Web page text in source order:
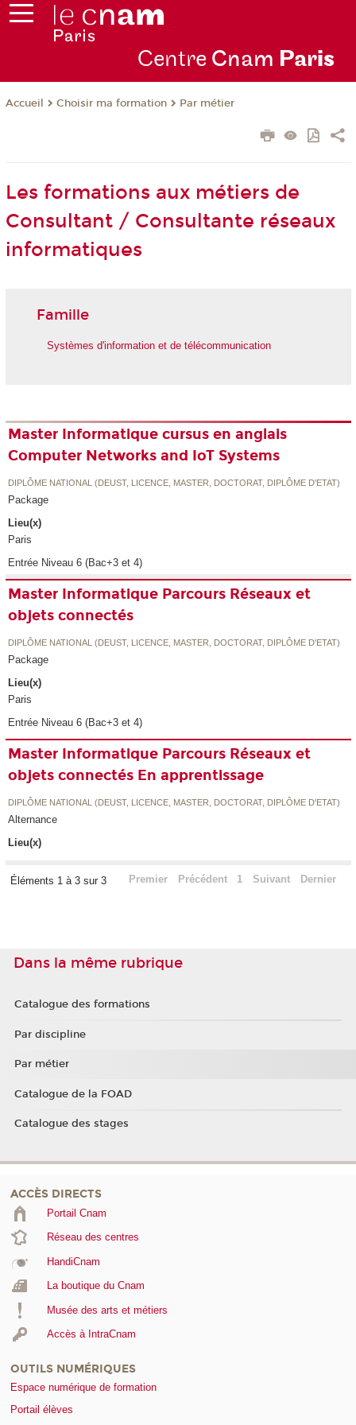
Centre Cnam Paris
Accueil Choisir ma formation Par métier
Les formations aux métiers de
Consultant / Consultante réseaux
informatiques
Famille
Systèmes d'information et de télécommunication
Master Informatique cursus en anglais
Computer Networks and IoT Systems
DIPLÔME NATIONAL (DEUST, LICENCE, MASTER, DOCTORAT, DIPLÔME D'ETAT)
Package
Lieu(x)
Paris
Entrée Niveau 6 (Bac+3 et 4)
Master Informatique Parcours Réseaux et
objets connectés
DIPLÔME NATIONAL (DEUST, LICENCE, MASTER, DOCTORAT, DIPLÔME D'ETAT)
Package
Lieu(x)
Paris
Entrée Niveau 6 (Bac+3 et 4)
Master Informatique Parcours Réseaux et
objets connectés En apprentissage
DIPLÔME NATIONAL (DEUST, LICENCE, MASTER, DOCTORAT, DIPLÔME D'ETAT)
Alternance
Lieu(x)
Éléments 1 à 3 sur 3 Premier Précédent 1 Suivant Dernier
Dans la même rubrique
Catalogue des formations
Par discipline
Par métier
Catalogue de la FOAD
Catalogue des stages
ACCÈS DIRECTS
Portail Cnam
Réseau des centres
HandiCnam
La boutique du Cnam
Musée des arts et métiers
Accès à IntraCnam
OUTILS NUMÉRIQUES
Espace numérique de formation
Portail élèves